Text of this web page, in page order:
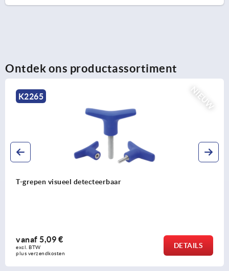
Ontdek ons productassortiment
NIEUW
K2265
T-grepen visueel detecteerbaar
vanaf 5,09 €
excl. BTW
plus verzendkosten
DETAILS